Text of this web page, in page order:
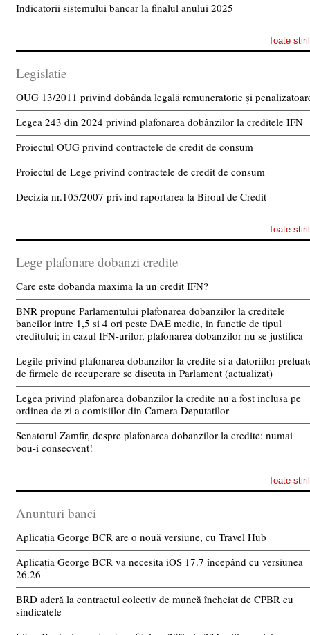
Indicatorii sistemului bancar la finalul anului 2025
Toate
Legislatie
OUG 13/2011 privind dobânda legală remuneratorie și
Legea 243 din 2024 privind plafonarea dobânzilor la creditele IFN
Proiectul OUG privind contractele de credit de consum
Proiectul de Lege privind contractele de credit de consum
Decizia nr.105/2007 privind raportarea la Biroul de Credit
Toate
Lege plafonare dobanzi credite
Care este dobanda maxima la un credit IFN?
BNR propune Parlamentului plafonarea dobanzilor la creditele
bancilor intre 1,5 si 4 ori peste DAE medie, in functie de tipul
creditului; in cazul IFN-urilor, plafonarea dobanzilor nu se justifica
Legile privind plafonarea dobanzilor la credite si a datoriilor
de firmele de recuperare se discuta in Parlament (actualizat)
Legea privind plafonarea dobanzilor la credite nu a fost inclusa pe
ordinea de zi a comisiilor din Camera Deputatilor
Senatorul Zamfir, despre plafonarea dobanzilor la credite: numai
bou-i consecvent!
Toate
Anunturi banci
Aplicația George BCR are o nouă versiune, cu Travel Hub
Aplicația George BCR va necesita iOS 17.7 începând cu versiunea
26.26
BRD aderă la contractul colectiv de muncă încheiat de CPBR cu
sindicatele